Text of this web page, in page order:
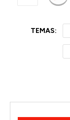
TEMAS: